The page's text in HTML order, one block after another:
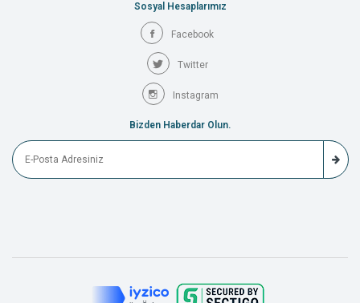
Sosyal Hesaplarımız
Facebook
Twitter
Instagram
Bizden Haberdar Olun.